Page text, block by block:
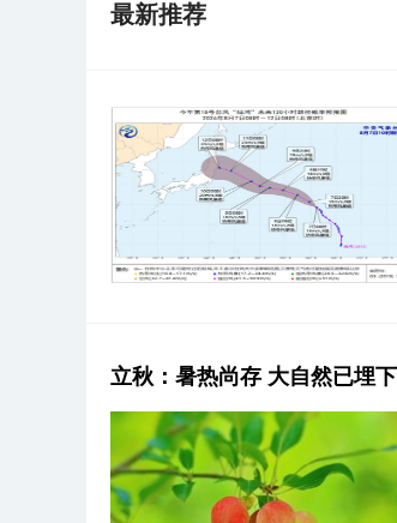
最新推荐
立秋：暑热尚存 大自然已埋